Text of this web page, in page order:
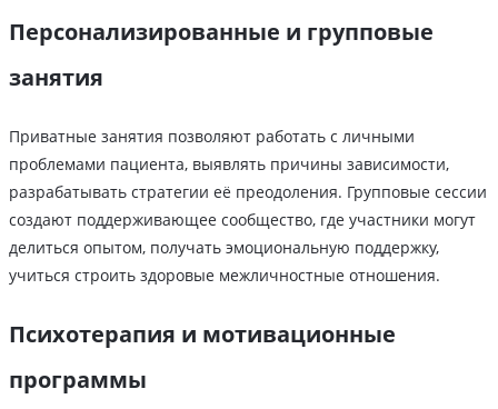
Персонализированные и групповые
занятия
Приватные занятия позволяют работать с личными
проблемами пациента, выявлять причины зависимости,
разрабатывать стратегии её преодоления. Групповые сессии
создают поддерживающее сообщество, где участники могут
делиться опытом, получать эмоциональную поддержку,
учиться строить здоровые межличностные отношения.
Психотерапия и мотивационные
программы